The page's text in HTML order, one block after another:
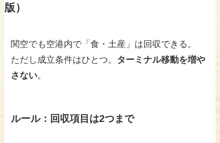
版）
関空でも空港内で「食・土産」は回収できる。
ただし成立条件はひとつ。 ターミナル移動を増や
さない。
ルール：回収項目は2つまで